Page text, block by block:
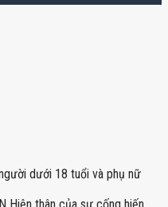
dưới 18 tuổi và phụ nữ